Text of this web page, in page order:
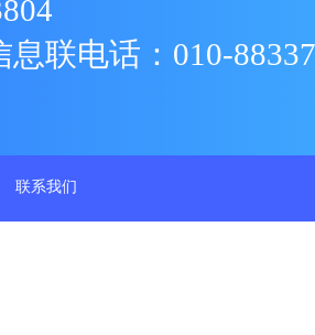
联电话：010-
联系我们